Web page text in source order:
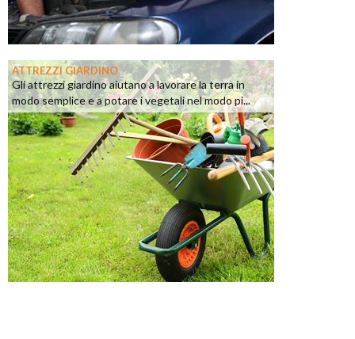
ATTREZZI GIARDINO
Gli attrezzi giardino aiutano a lavorare la terra in
modo semplice e a potare i vegetali nel modo pi...